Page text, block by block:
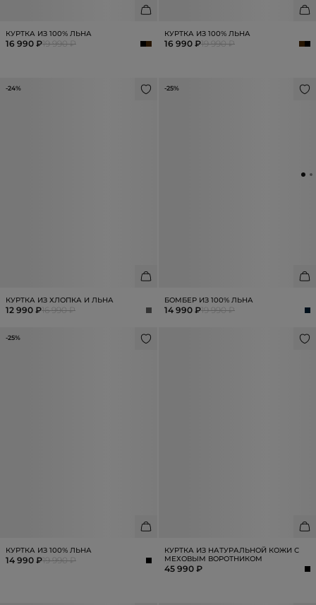
КУРТКА ИЗ 100% ЛЬНА
16 990 ₽19 990 ₽
КУРТКА ИЗ 100% ЛЬНА
16 990 ₽19 990 ₽
-24%
КУРТКА ИЗ ХЛОПКА И ЛЬНА
12 990 ₽16 990 ₽
-25%
БОМБЕР ИЗ 100% ЛЬНА
14 990 ₽19 990 ₽
-25%
КУРТКА ИЗ 100% ЛЬНА
14 990 ₽19 990 ₽
КУРТКА ИЗ НАТУРАЛЬНОЙ КОЖИ С
МЕХОВЫМ ВОРОТНИКОМ
45 990 ₽